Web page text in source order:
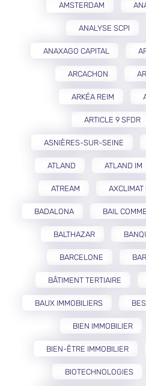
AMSTERDAM
ANALYSE SCPI
ANAXAGO CAPITAL
ARCACHON
ARKÉA REIM
ARTICLE 9 SFDR
ASNIÈRES-SUR-SEINE
ATLAND ATLAND IM
ATREAM AXCLIMAT I
BADALONA BAIL
BALTHAZAR
BARCELONE
BÂTIMENT TERTIAIRE
BAUX IMMOBILIERS
BIEN IMMOBILIER
BIEN-ÊTRE IMMOBILIER
BIOTECHNOLOGIES